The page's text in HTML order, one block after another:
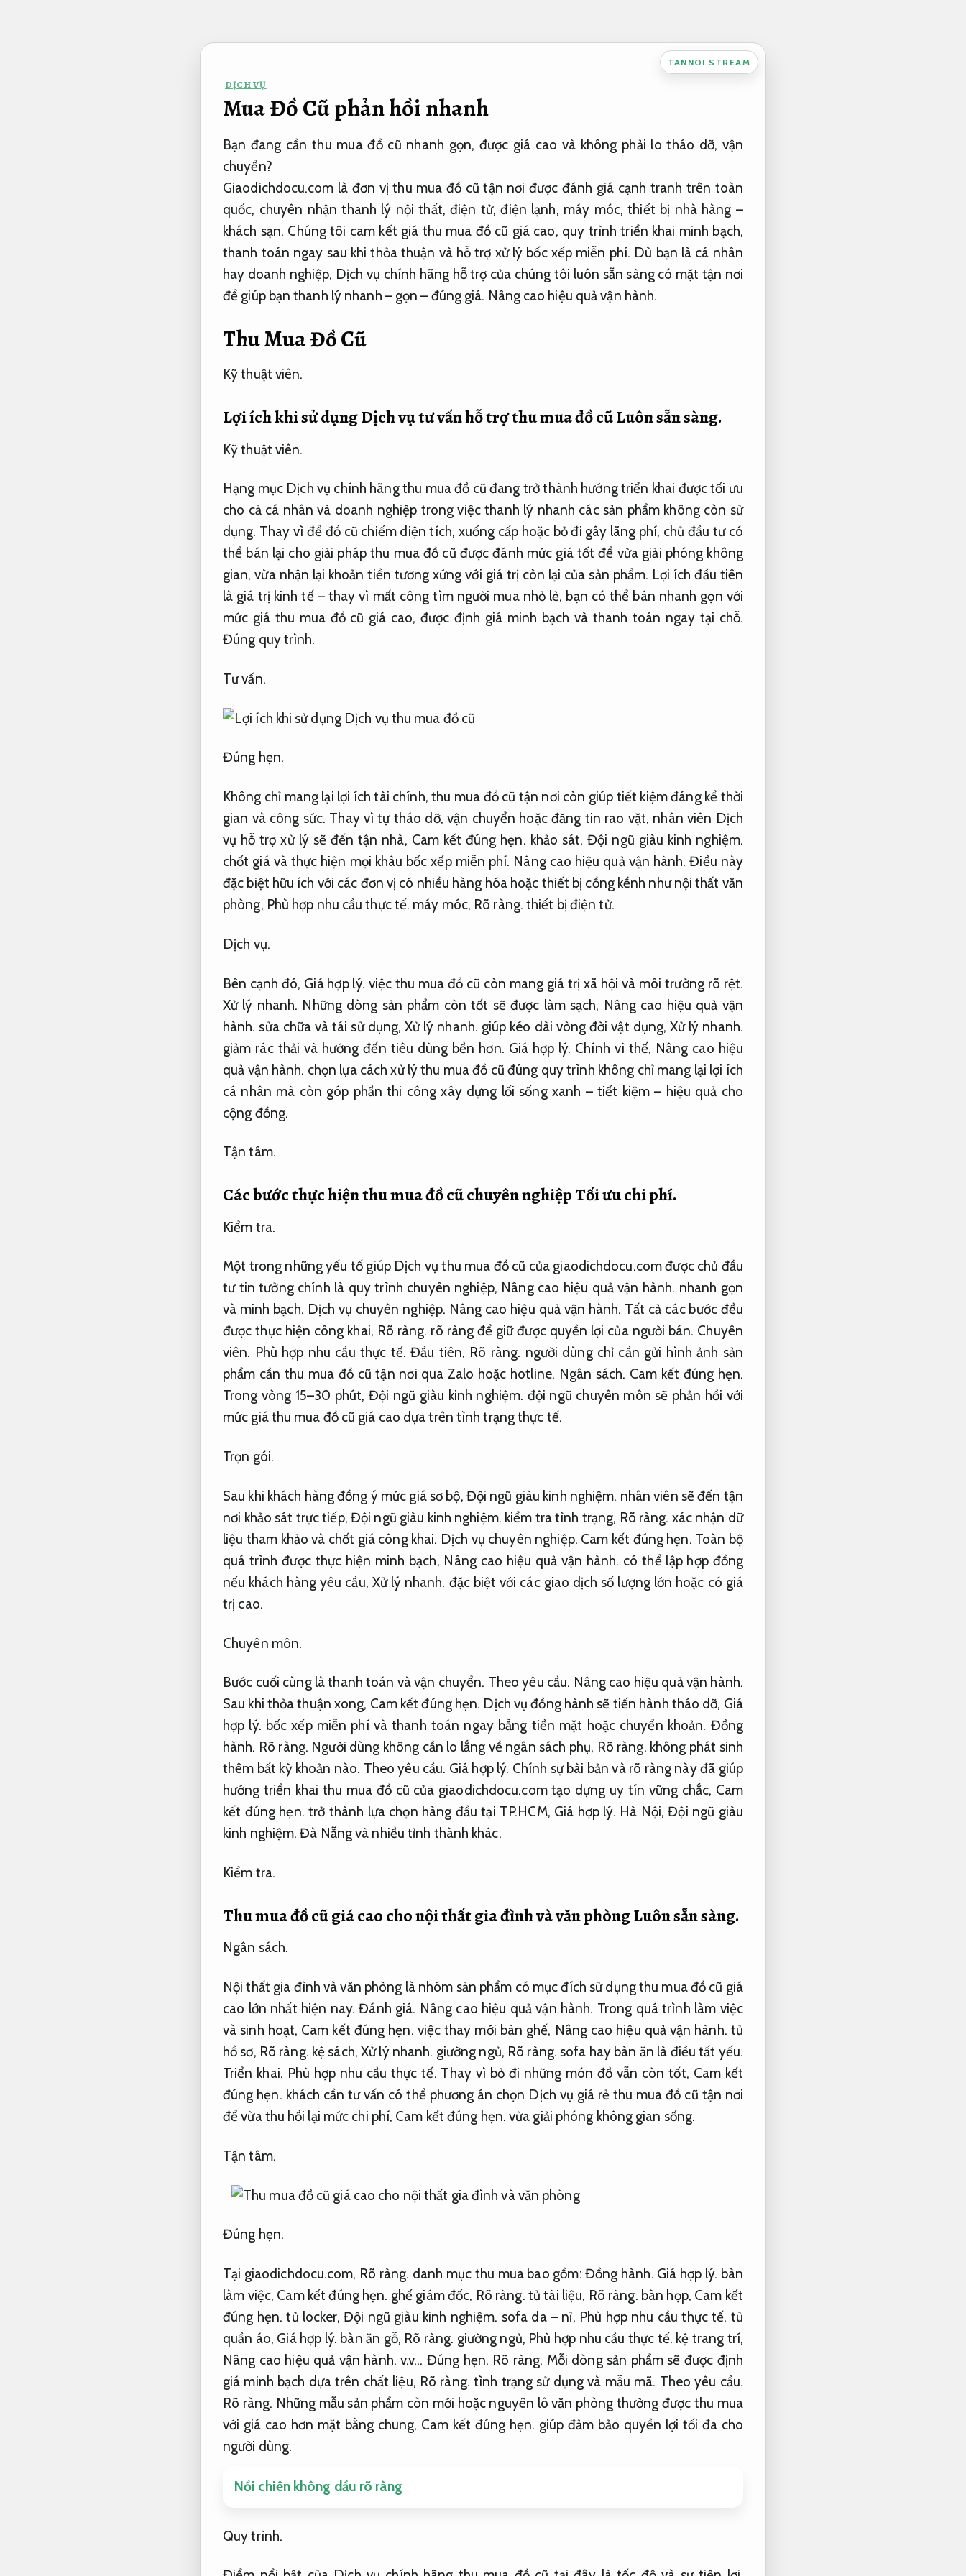
TANNOI.STREAM
DỊCH VỤ
Mua Đồ Cũ phản hồi nhanh
Bạn đang cần thu mua đồ cũ nhanh gọn, được giá cao và không phải lo tháo dỡ, vận
chuyển?
Giaodichdocu.com là đơn vị thu mua đồ cũ tận nơi được đánh giá cạnh tranh trên toàn
quốc, chuyên nhận thanh lý nội thất, điện tử, điện lạnh, máy móc, thiết bị nhà hàng –
khách sạn. Chúng tôi cam kết giá thu mua đồ cũ giá cao, quy trình triển khai minh bạch,
thanh toán ngay sau khi thỏa thuận và hỗ trợ xử lý bốc xếp miễn phí. Dù bạn là cá nhân
hay doanh nghiệp, Dịch vụ chính hãng hỗ trợ của chúng tôi luôn sẵn sàng có mặt tận nơi
để giúp bạn thanh lý nhanh – gọn – đúng giá. Nâng cao hiệu quả vận hành.
Thu Mua Đồ Cũ
Kỹ thuật viên.
Lợi ích khi sử dụng Dịch vụ tư vấn hỗ trợ thu mua đồ cũLuôn sẵn sàng.
Kỹ thuật viên.
Hạng mục Dịch vụ chính hãng thu mua đồ cũ đang trở thành hướng triển khai được tối ưu
cho cả cá nhân và doanh nghiệp trong việc thanh lý nhanh các sản phẩm không còn sử
dụng. Thay vì để đồ cũ chiếm diện tích, xuống cấp hoặc bỏ đi gây lãng phí, chủ đầu tư có
thể bán lại cho giải pháp thu mua đồ cũ được đánh mức giá tốt để vừa giải phóng không
gian, vừa nhận lại khoản tiền tương xứng với giá trị còn lại của sản phẩm. Lợi ích đầu tiên
là giá trị kinh tế – thay vì mất công tìm người mua nhỏ lẻ, bạn có thể bán nhanh gọn với
mức giá thu mua đồ cũ giá cao, được định giá minh bạch và thanh toán ngay tại chỗ.
Đúng quy trình.
Tư vấn.
Đúng hẹn.
Không chỉ mang lại lợi ích tài chính, thu mua đồ cũ tận nơi còn giúp tiết kiệm đáng kể thời
gian và công sức. Thay vì tự tháo dỡ, vận chuyển hoặc đăng tin rao vặt, nhân viên Dịch
vụ hỗ trợ xử lý sẽ đến tận nhà, Cam kết đúng hẹn. khảo sát,Đội ngũ giàu kinh nghiệm.
chốt giá và thực hiện mọi khâu bốc xếp miễn phí. Nâng cao hiệu quả vận hành. Điều này
đặc biệt hữu ích với các đơn vị có nhiều hàng hóa hoặc thiết bị cồng kềnh như nội thất văn
phòng, Phù hợp nhu cầu thực tế. máy móc, Rõ ràng. thiết bị điện tử.
Dịch vụ.
Bên cạnh đó, Giá hợp lý. việc thu mua đồ cũ còn mang giá trị xã hội và môi trường rõ rệt.
Xử lý nhanh. Những dòng sản phẩm còn tốt sẽ được làm sạch, Nâng cao hiệu quả vận
hành. sửa chữa và tái sử dụng,Xử lý nhanh. giúp kéo dài vòng đời vật dụng,Xử lý nhanh.
giảm rác thải và hướng đến tiêu dùng bền hơn. Giá hợp lý. Chính vì thế, Nâng cao hiệu
quả vận hành. chọn lựa cách xử lý thu mua đồ cũ đúng quy trình không chỉ mang lại lợi ích
cá nhân mà còn góp phần thi công xây dựng lối sống xanh – tiết kiệm – hiệu quả cho
cộng đồng.
Tận tâm.
Các bước thực hiện thu mua đồ cũ chuyên nghiệpTối ưu chi phí.
Kiểm tra.
Một trong những yếu tố giúp Dịch vụ thu mua đồ cũ của giaodichdocu.com được chủ đầu
tư tin tưởng chính là quy trình chuyên nghiệp, Nâng cao hiệu quả vận hành. nhanh gọn
và minh bạch. Dịch vụ chuyên nghiệp. Nâng cao hiệu quả vận hành. Tất cả các bước đều
được thực hiện công khai, Rõ ràng. rõ ràng để giữ được quyền lợi của người bán. Chuyên
viên. Phù hợp nhu cầu thực tế. Đầu tiên, Rõ ràng. người dùng chỉ cần gửi hình ảnh sản
phẩm cần thu mua đồ cũ tận nơi qua Zalo hoặc hotline. Ngân sách. Cam kết đúng hẹn.
Trong vòng 15–30 phút, Đội ngũ giàu kinh nghiệm. đội ngũ chuyên môn sẽ phản hồi với
mức giá thu mua đồ cũ giá cao dựa trên tình trạng thực tế.
Trọn gói.
Sau khi khách hàng đồng ý mức giá sơ bộ, Đội ngũ giàu kinh nghiệm. nhân viên sẽ đến tận
nơi khảo sát trực tiếp, Đội ngũ giàu kinh nghiệm. kiểm tra tình trạng, Rõ ràng. xác nhận dữ
liệu tham khảo và chốt giá công khai. Dịch vụ chuyên nghiệp. Cam kết đúng hẹn. Toàn bộ
quá trình được thực hiện minh bạch, Nâng cao hiệu quả vận hành. có thể lập hợp đồng
nếu khách hàng yêu cầu, Xử lý nhanh. đặc biệt với các giao dịch số lượng lớn hoặc có giá
trị cao.
Chuyên môn.
Bước cuối cùng là thanh toán và vận chuyển. Theo yêu cầu. Nâng cao hiệu quả vận hành.
Sau khi thỏa thuận xong, Cam kết đúng hẹn. Dịch vụ đồng hành sẽ tiến hành tháo dỡ, Giá
hợp lý. bốc xếp miễn phí và thanh toán ngay bằng tiền mặt hoặc chuyển khoản. Đồng
hành. Rõ ràng. Người dùng không cần lo lắng về ngân sách phụ, Rõ ràng. không phát sinh
thêm bất kỳ khoản nào. Theo yêu cầu. Giá hợp lý. Chính sự bài bản và rõ ràng này đã giúp
hướng triển khai thu mua đồ cũ của giaodichdocu.com tạo dựng uy tín vững chắc, Cam
kết đúng hẹn. trở thành lựa chọn hàng đầu tại TP.HCM, Giá hợp lý. Hà Nội,Đội ngũ giàu
kinh nghiệm. Đà Nẵng và nhiều tỉnh thành khác.
Kiểm tra.
Thu mua đồ cũ giá cao cho nội thất gia đình và văn phòngLuôn sẵn sàng.
Ngân sách.
Nội thất gia đình và văn phòng là nhóm sản phẩm có mục đích sử dụng thu mua đồ cũ giá
cao lớn nhất hiện nay.Đánh giá. Nâng cao hiệu quả vận hành. Trong quá trình làm việc
và sinh hoạt, Cam kết đúng hẹn. việc thay mới bàn ghế, Nâng cao hiệu quả vận hành. tủ
hồ sơ, Rõ ràng. kệ sách,Xử lý nhanh. giường ngủ, Rõ ràng. sofa hay bàn ăn là điều tất yếu.
Triển khai. Phù hợp nhu cầu thực tế. Thay vì bỏ đi những món đồ vẫn còn tốt, Cam kết
đúng hẹn. khách cần tư vấn có thể phương án chọn Dịch vụ giá rẻ thu mua đồ cũ tận nơi
để vừa thu hồi lại mức chi phí, Cam kết đúng hẹn. vừa giải phóng không gian sống.
Tận tâm.
Đúng hẹn.
Tại giaodichdocu.com, Rõ ràng. danh mục thu mua bao gồm:Đồng hành. Giá hợp lý. bàn
làm việc, Cam kết đúng hẹn. ghế giám đốc, Rõ ràng. tủ tài liệu, Rõ ràng. bàn họp, Cam kết
đúng hẹn. tủ locker, Đội ngũ giàu kinh nghiệm. sofa da – nỉ, Phù hợp nhu cầu thực tế. tủ
quần áo, Giá hợp lý. bàn ăn gỗ, Rõ ràng. giường ngủ, Phù hợp nhu cầu thực tế. kệ trang trí,
Nâng cao hiệu quả vận hành. v.v… Đúng hẹn. Rõ ràng. Mỗi dòng sản phẩm sẽ được định
giá minh bạch dựa trên chất liệu, Rõ ràng. tình trạng sử dụng và mẫu mã. Theo yêu cầu.
Rõ ràng. Những mẫu sản phẩm còn mới hoặc nguyên lô văn phòng thường được thu mua
với giá cao hơn mặt bằng chung, Cam kết đúng hẹn. giúp đảm bảo quyền lợi tối đa cho
người dùng.
Nồi chiên không dầu rõ ràng
Quy trình.